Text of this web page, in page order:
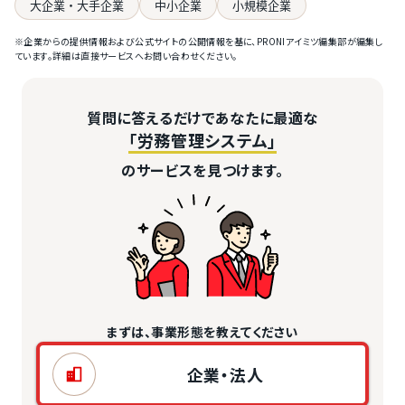
大企業・大手企業 中小企業 小規模企業
※企業からの提供情報および公式サイトの公開情報を基に、PRONIアイミツ編集部が編集し
ています。詳細は直接サービスへお問い合わせください。
質問に答えるだけであなたに最適な
「労務管理システム」
のサービスを見つけます。
まずは、事業形態を教えてください
企業・法人